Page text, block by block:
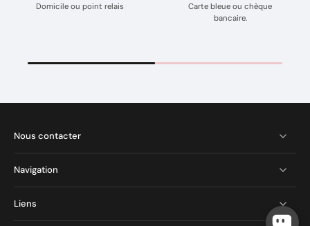
Domicile ou point relais
Carte bleue ou chèque
bancaire.
Nous contacter
Navigation
Liens